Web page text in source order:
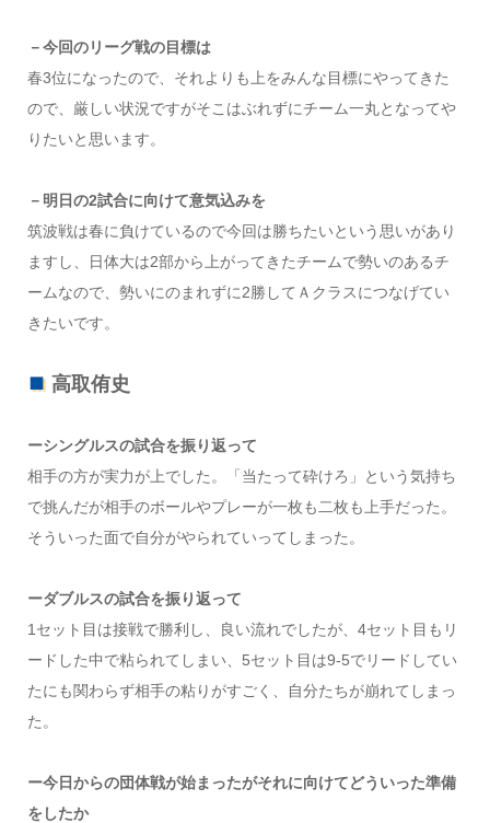
－今回のリーグ戦の目標は
春3位になったので、それよりも上をみんな目標にやってきた
ので、厳しい状況ですがそこはぶれずにチーム一丸となってや
りたいと思います。
－明日の2試合に向けて意気込みを
筑波戦は春に負けているので今回は勝ちたいという思いがあり
ますし、日体大は2部から上がってきたチームで勢いのあるチ
ームなので、勢いにのまれずに2勝してＡクラスにつなげてい
きたいです。
高取侑史
ーシングルスの試合を振り返って
相手の方が実力が上でした。「当たって砕けろ」という気持ち
で挑んだが相手のボールやプレーが一枚も二枚も上手だった。
そういった面で自分がやられていってしまった。
ーダブルスの試合を振り返って
1セット目は接戦で勝利し、良い流れでしたが、4セット目もリ
ードした中で粘られてしまい、5セット目は9-5でリードしてい
たにも関わらず相手の粘りがすごく、自分たちが崩れてしまっ
た。
ー今日からの団体戦が始まったがそれに向けてどういった準備
をしたか